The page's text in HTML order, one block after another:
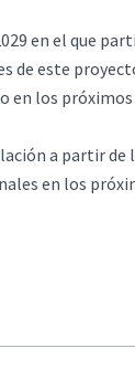
en el que
de este
los próximos
a partir
en los